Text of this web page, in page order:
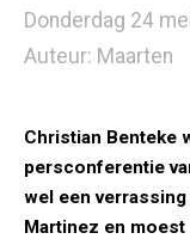
Donderdag 24
Auteur: Maarten
Christian Benteke
persconferentie
wel een
Martinez en moest